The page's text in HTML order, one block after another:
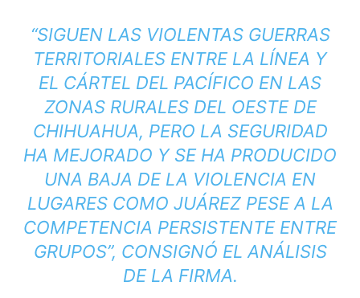
“SIGUEN LAS VIOLENTAS GUERRAS
TERRITORIALES ENTRE LA LÍNEA Y
EL CÁRTEL DEL PACÍFICO EN LAS
ZONAS RURALES DEL OESTE DE
CHIHUAHUA, PERO LA SEGURIDAD
HA MEJORADO Y SE HA PRODUCIDO
UNA BAJA DE LA VIOLENCIA EN
LUGARES COMO JUÁREZ PESE A LA
COMPETENCIA PERSISTENTE ENTRE
GRUPOS”, CONSIGNÓ EL ANÁLISIS
DE LA FIRMA.